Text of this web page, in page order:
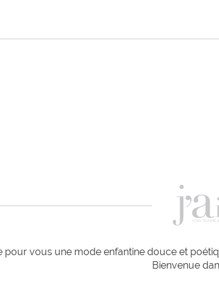
pour vous une mode enfantine douce et
Bienvenue